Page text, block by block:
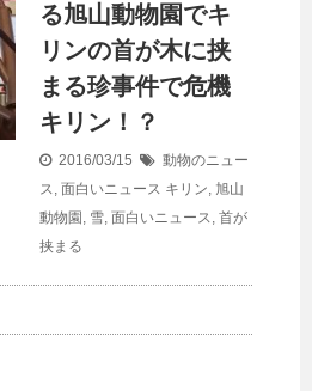
る旭山動物園でキ
リンの首が木に挟
まる珍事件で危機
キリン！？
2016/03/15
動物のニュー
ス, 面白いニュース キリン, 旭山
動物園 , 雪, 面白いニュース, 首が
挟まる